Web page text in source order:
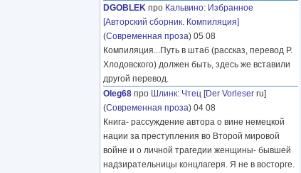
DGOBLEK про Кальвино: Избранное
[Авторский сборник. Компиляция]
(Современная проза) 05 08
Компиляция...Путь в штаб (рассказ, перевод Р.
Хлодовского) должен быть, здесь же вставили
другой перевод.
Oleg68 про Шлинк: Чтец [Der Vorleser ru]
(Современная проза) 04 08
Книга- рассуждение автора о вине немецкой
нации за преступления во Второй мировой
войне и о личной трагедии женщины- бывшей
надзирательницы концлагеря. Я не в восторге.